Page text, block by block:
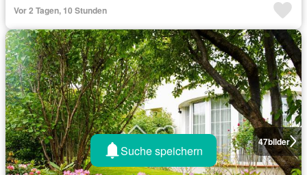
Vor 2 Tagen, 10 Stunden
47bilder
Suche speichern